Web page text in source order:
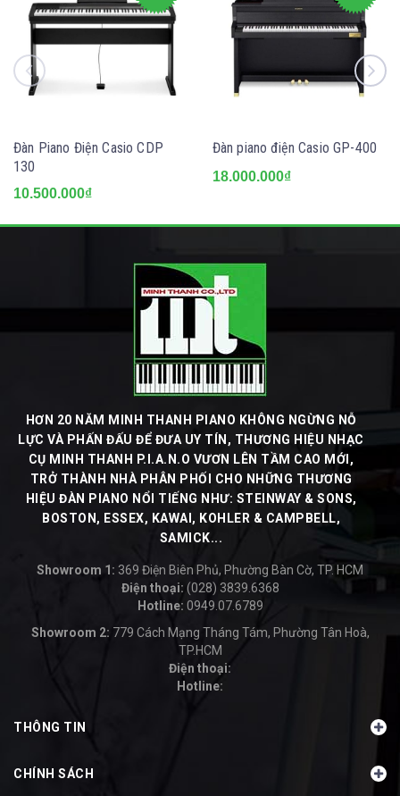
Đàn Piano Điện Casio CDP
130
10.500.000₫
Đàn piano điện Casio GP-400
18.000.000₫
HƠN 20 NĂM MINH THANH PIANO KHÔNG NGỪNG NỖ
LỰC VÀ PHẤN ĐẤU ĐỂ ĐƯA UY TÍN, THƯƠNG HIỆU NHẠC
CỤ MINH THANH P.I.A.N.O VƯƠN LÊN TẦM CAO MỚI,
TRỞ THÀNH NHÀ PHÂN PHỐI CHO NHỮNG THƯƠNG
HIỆU ĐÀN PIANO NỔI TIẾNG NHƯ: STEINWAY & SONS,
BOSTON, ESSEX, KAWAI, KOHLER & CAMPBELL,
SAMICK...
Showroom 1: 369 Điện Biên Phủ, Phường Bàn Cờ, TP. HCM
Điện thoại: (028) 3839.6368
-
Hotline: 0949.07.6789
Showroom 2: 779 Cách Mạng Tháng Tám, Phường Tân Hoà,
TP.HCM
Điện thoại:
-
Hotline:
THÔNG TIN
CHÍNH SÁCH